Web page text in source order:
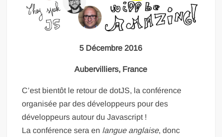
5 Décembre 2016
Aubervilliers, France
C’est bientôt le retour de dotJS, la conférence
organisée par des développeurs pour des
développeurs autour du Javascript !
La conférence sera en langue anglaise, donc